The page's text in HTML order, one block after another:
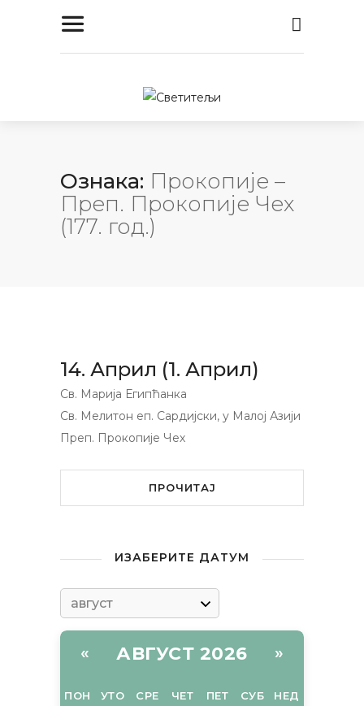
Ознака: Прокопије –
Преп. Прокопије Чех
(177. год.)
14. Април (1. Април)
Св. Марија Египћанка
Св. Мелитон еп. Сардијски, у Малој Азији
Преп. Прокопије Чех
ПРОЧИТАЈ
ИЗАБЕРИТЕ ДАТУМ
« АВГУСТ 2026 »
ПОН УТО СРЕ ЧЕТ ПЕТ СУБ НЕД